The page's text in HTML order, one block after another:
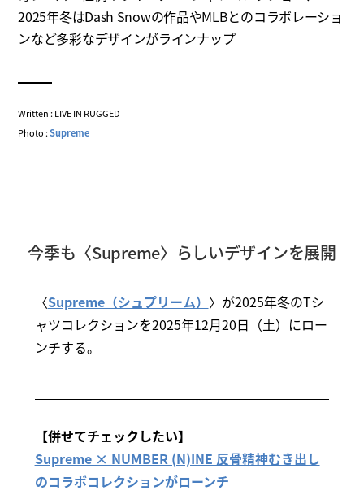
2025年冬はDash Snowの作品やMLBとのコラボレーショ
ンなど多彩なデザインがラインナップ
Written : LIVE IN RUGGED
Photo :Supreme
今季も〈Supreme〉らしいデザインを展開
〈Supreme（シュプリーム） 〉が2025年冬のTシ
ャツコレクションを2025年12月20日（土）にロー
ンチする。
【併せてチェックしたい】
Supreme × NUMBER (N)INE 反骨精神むき出し
のコラボコレクションがローンチ